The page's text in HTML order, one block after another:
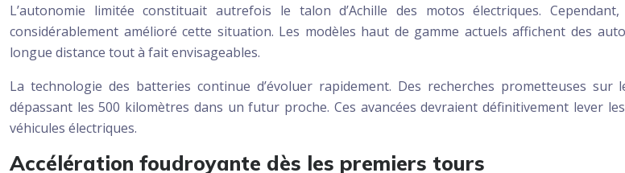
L’autonomie limitée constituait autrefois le talon d’Achille des motos électriques.
considérablement amélioré cette situation. Les modèles haut de gamme actuels affichent des
longue distance tout à fait envisageables.
La technologie des batteries continue d’évoluer rapidement. Des recherches prometteuses
dépassant les 500 kilomètres dans un futur proche. Ces avancées devraient définitivement lever
véhicules électriques.
Accélération foudroyante dès les premiers tours